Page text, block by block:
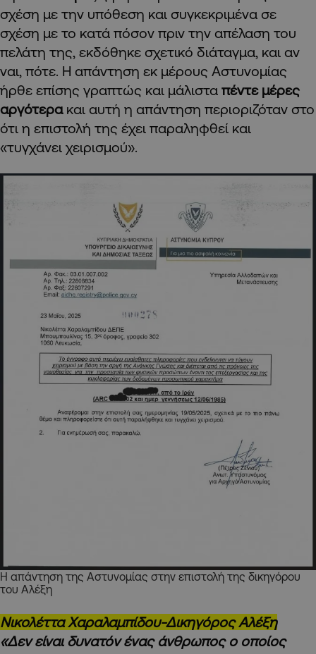
σχέση με την υπόθεση και συγκεκριμένα σε
σχέση με το κατά πόσον πριν την απέλαση του
πελάτη της, εκδόθηκε σχετικό διάταγμα, και αν
ναι, πότε. Η απάντηση εκ μέρους Αστυνομίας
ήρθε επίσης γραπτώς και μάλιστα πέντε μέρες
αργότερακαι αυτή η απάντηση περιοριζόταν στο
ότι η επιστολή της έχει παραληφθεί και
«τυγχάνει χειρισμού».
Η απάντηση της Αστυνομίας στην επιστολή της δικηγόρου
του Αλέξη
Νικολέττα Χαραλαμπίδου-Δικηγόρος Αλέξη
«Δεν είναι δυνατόν ένας άνθρωπος ο οποίος